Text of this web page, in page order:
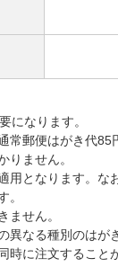
になります。
郵便はがき代85
ません。
となります。
。
せん。
なる種別のはが
に注文すること